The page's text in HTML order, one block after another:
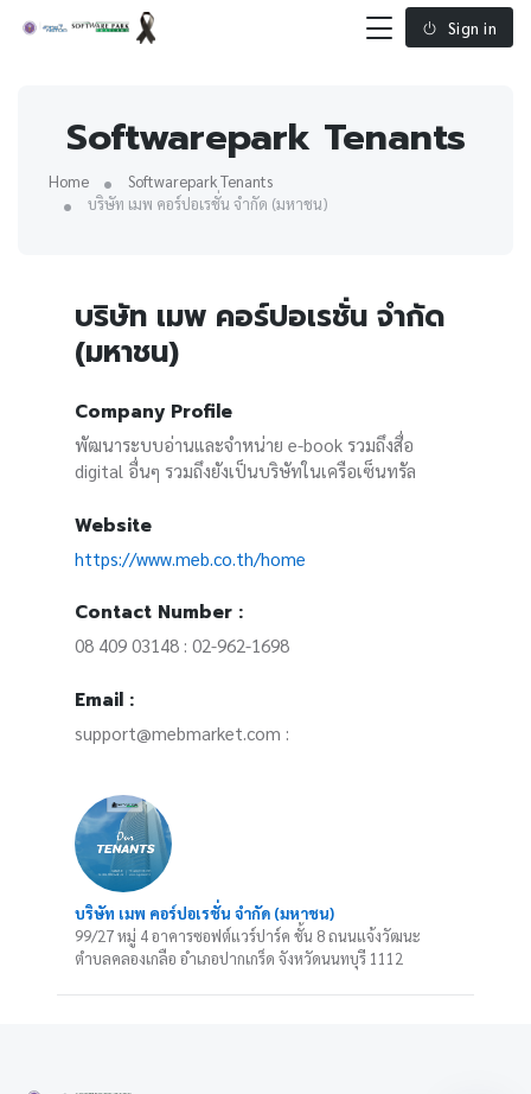
Sign in
Softwarepark Tenants
Home
Softwarepark Tenants
บริษัท เมพ คอร์ปอเรชั่น จำกัด (มหาชน)
บริษัท เมพ คอร์ปอเรชั่น จำกัด (มหาชน)
99/27 หมู่ 4 อาคารซอฟต์แวร์ปาร์ค ชั้น 8 ถนนแจ้งวัฒนะ
ตำบลคลองเกลือ อำเภอปากเกร็ด จังหวัดนนทบุรี 1112
บริษัท เมพ คอร์ปอเรชั่น จำกัด
(มหาชน)
Company Profile
พัฒนาระบบอ่านและจำหน่าย e-book รวมถึงสื่อ
digital อื่นๆ รวมถึงยังเป็นบริษัทในเครือเซ็นทรัล
Website
https://www.meb.co.th/home
Contact Number :
08 409 03148 : 02-962-1698
Email :
support@mebmarket.com :